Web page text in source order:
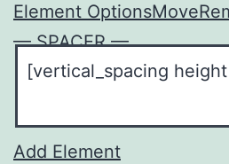
Element OptionsMove
— SPACER —
Add Element